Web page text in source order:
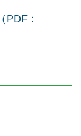
（PDF：